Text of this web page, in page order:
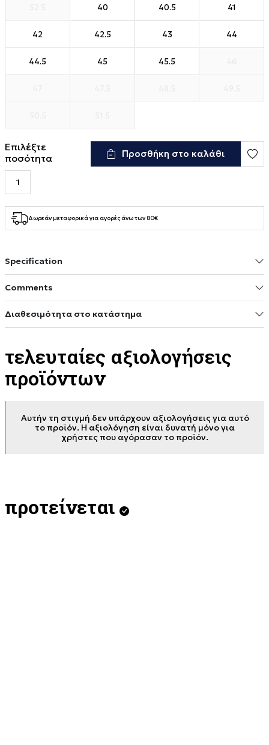
40 40.5 41
42 42.5 43 44
44.5 45 45.5
Επιλέξτε
ποσότητα
Προσθήκη στο καλάθι
Δωρεάν μεταφορικά για αγορές άνω των 80€
Specification
Comments
Διαθεσιμότητα στο κατάστημα
τελευταίες αξιολογήσεις
προϊόντων
Αυτήν τη στιγμή δεν υπάρχουν αξιολογήσεις για αυτό
το προϊόν. Η αξιολόγηση είναι δυνατή μόνο για
χρήστες που αγόρασαν το προϊόν.
προτείνεται